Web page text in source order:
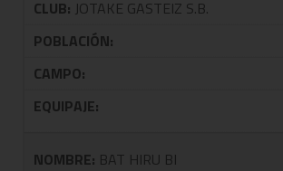
CLUB: JOTAKE GASTEIZ S.B.
POBLACIÓN:
CAMPO:
EQUIPAJE:
NOMBRE: BAT HIRU BI